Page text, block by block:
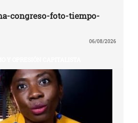
congreso-foto-tiempo-
06/08/2026